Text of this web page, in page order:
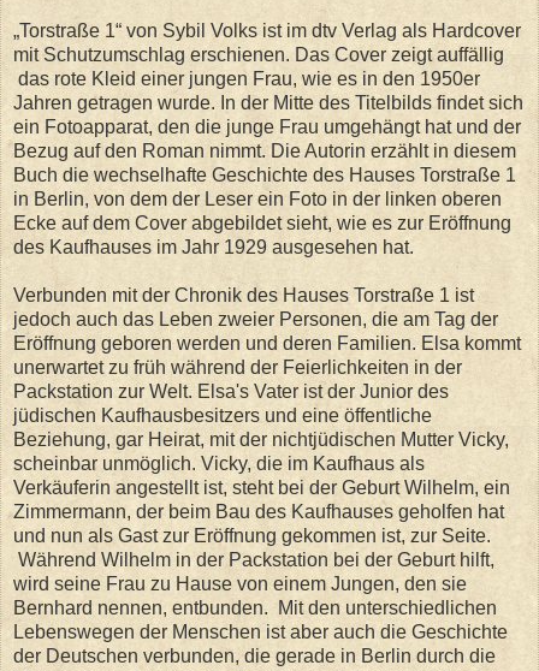
„Torstraße 1“ von Sybil Volks ist im dtv Verlag als Hardcover
mit Schutzumschlag erschienen. Das Cover zeigt auffällig
das rote Kleid einer jungen Frau, wie es in den 1950er
Jahren getragen wurde. In der Mitte des Titelbilds findet sich
ein Fotoapparat, den die junge Frau umgehängt hat und der
Bezug auf den Roman nimmt. Die Autorin erzählt in diesem
Buch die wechselhafte Geschichte des Hauses Torstraße 1
in Berlin, von dem der Leser ein Foto in der linken oberen
Ecke auf dem Cover abgebildet sieht, wie es zur Eröffnung
des Kaufhauses im Jahr 1929 ausgesehen hat.
Verbunden mit der Chronik des Hauses Torstraße 1 ist
jedoch auch das Leben zweier Personen, die am Tag der
Eröffnung geboren werden und deren Familien. Elsa kommt
unerwartet zu früh während der Feierlichkeiten in der
Packstation zur Welt. Elsa's Vater ist der Junior des
jüdischen Kaufhausbesitzers und eine öffentliche
Beziehung, gar Heirat, mit der nichtjüdischen Mutter Vicky,
scheinbar unmöglich. Vicky, die im Kaufhaus als
Verkäuferin angestellt ist, steht bei der Geburt Wilhelm, ein
Zimmermann, der beim Bau des Kaufhauses geholfen hat
und nun als Gast zur Eröffnung gekommen ist, zur Seite.
Während Wilhelm in der Packstation bei der Geburt hilft,
wird seine Frau zu Hause von einem Jungen, den sie
Bernhard nennen, entbunden.
Mit den unterschiedlichen
Lebenswegen der Menschen ist aber auch die Geschichte
der Deutschen verbunden, die gerade in Berlin durch die